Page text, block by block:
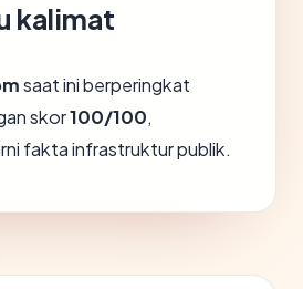
kalimat
saat ini berperingkat
skor100/100,
fakta infrastruktur publik.